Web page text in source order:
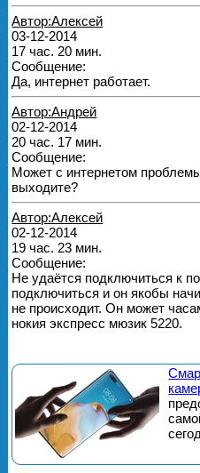
Автор:Алексей
03-12-2014
17 час. 20 мин.
Сообщение:
Да, интернет работает.
Автор:Андрей
02-12-2014
20 час. 17 мин.
Сообщение:
Может с интернетом
выходите?
Автор:Алексей
02-12-2014
19 час. 23 мин.
Сообщение:
Не удаётся подключиться к
подключиться и он якобы
не происходит. Он может
нокия экспресс мюзик 5220.